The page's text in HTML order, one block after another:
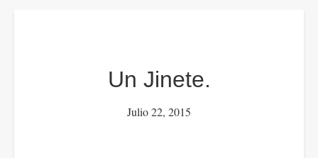
Un Jinete.
Julio 22, 2015